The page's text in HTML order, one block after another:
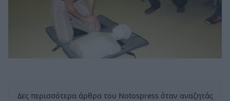
Δες περισσότερα άρθρα του Notospress όταν αναζητάς